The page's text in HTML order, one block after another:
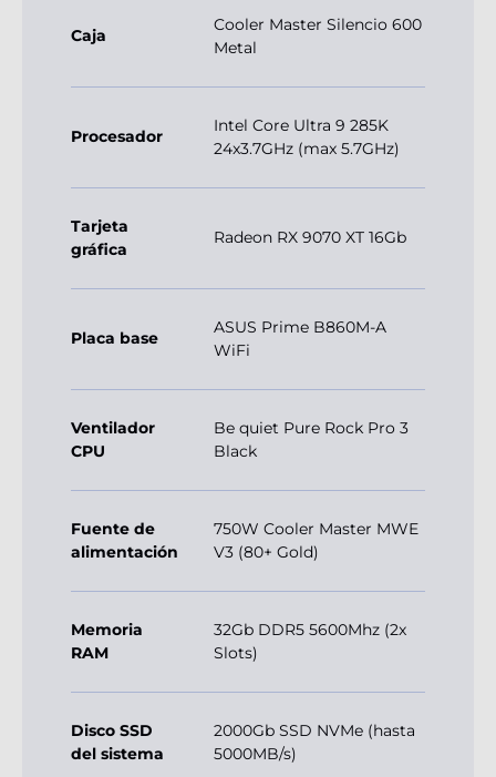
Caja
Cooler Master Silencio 600
Metal
Procesador
Intel Core Ultra 9 285K
24x3.7GHz (max 5.7GHz)
Tarjeta
gráfica
Radeon RX 9070 XT 16Gb
Placa base
ASUS Prime B860M-A
WiFi
Ventilador
CPU
Be quiet Pure Rock Pro 3
Black
Fuente de
alimentación
750W Cooler Master MWE
V3 (80+ Gold)
Memoria
RAM
32Gb DDR5 5600Mhz (2x
Slots)
Disco SSD
del sistema
2000Gb SSD NVMe (hasta
5000MB/s)